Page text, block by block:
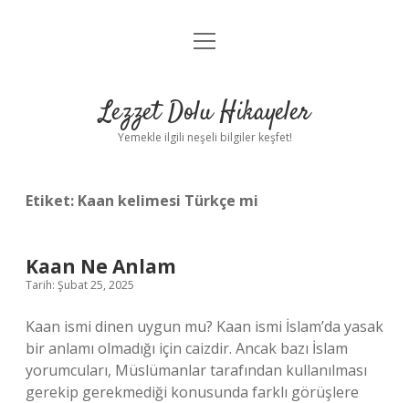
Anasayfa
Yasal Uyarı
menüyü
Lezzet Dolu Hikayeler
Yemekle ilgili neşeli bilgiler keşfet!
Etiket: Kaan kelimesi Türkçe mi
Kaan Ne Anlam
Tarih: Şubat 25, 2025
Kaan ismi dinen uygun mu? Kaan ismi İslam’da yasak
bir anlamı olmadığı için caizdir. Ancak bazı İslam
yorumcuları, Müslümanlar tarafından kullanılması
gerekip gerekmediği konusunda farklı görüşlere